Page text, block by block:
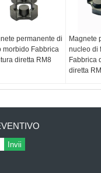
permanente di
morbido Fabbrica
diretta RM8
Magnete
nucleo di
Fabbrica
diretta
Invii